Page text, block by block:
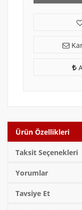
Ürün Özellikleri
Taksit Seçenekleri
Yorumlar
Tavsiye Et